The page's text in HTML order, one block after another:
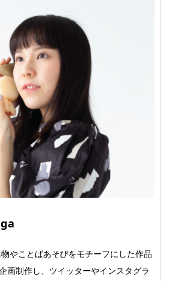
やことばあそびをモチーフにした作品
画制作し、ツイッターやインスタグラ